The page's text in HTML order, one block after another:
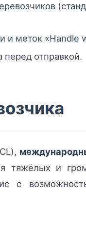
и меток «Handle
перед отправкой.
тяжёлых и
с